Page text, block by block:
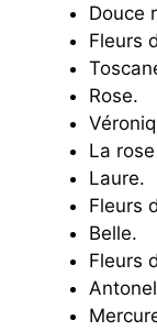
Douce
Fleurs
Rose.
La
Laure.
Fleurs
Belle.
Fleurs